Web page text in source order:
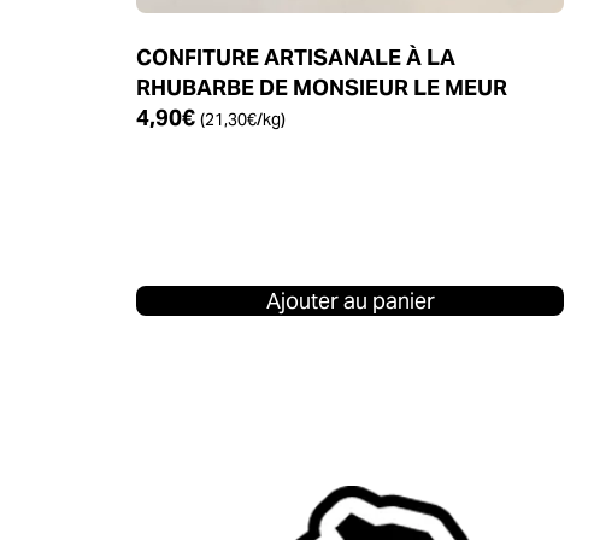
CONFITURE ARTISANALE À LA
RHUBARBE DE MONSIEUR LE MEUR
4,90€ (21,30€/kg)
Ajouter au panier